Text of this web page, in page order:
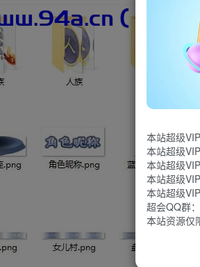
本站超级
本站超级
本站超级
本站超级
本站超级
超会QQ群
本站资源仅